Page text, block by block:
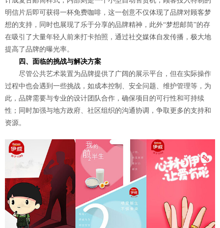
明信片后即可获得一杯免费咖啡，这一创意不仅体现了品牌对顾客梦
想的支持，同时也展现了乐于分享的品牌精神，此外“梦想邮筒”的存
在吸引了大量年轻人前来打卡拍照，通过社交媒体自发传播，极大地
提高了品牌的曝光率。
四、面临的挑战与解决方案
尽管公共艺术装置为品牌提供了广阔的展示平台，但在实际操作
过程中也会遇到一些挑战，如成本控制、安全问题、维护管理等，为
此，品牌需要与专业的设计团队合作，确保项目的可行性和可持续
性；同时加强与地方政府、社区组织的沟通协调，争取更多的支持和
资源。